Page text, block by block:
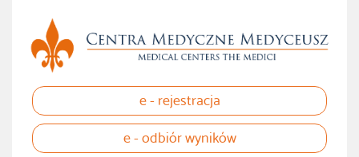
e - rejestracja
e - odbiór wyników